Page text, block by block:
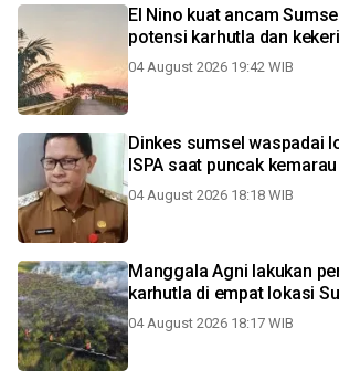
El Nino kuat ancam
potensi karhutla dan
04 August 2026 19:42 WIB
Dinkes sumsel waspadai
ISPA saat puncak
04 August 2026 18:18 WIB
Manggala Agni lakukan
karhutla di empat lokasi
04 August 2026 18:17 WIB